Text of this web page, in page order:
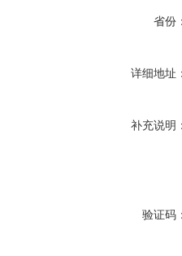
省份
详细地址
补充说明
验证码